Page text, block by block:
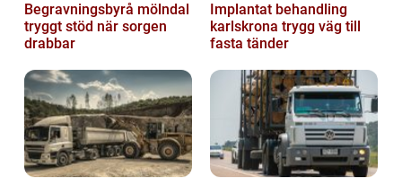
Begravningsbyrå mölndal
tryggt stöd när sorgen
drabbar
Implantat behandling
karlskrona trygg väg till
fasta tänder